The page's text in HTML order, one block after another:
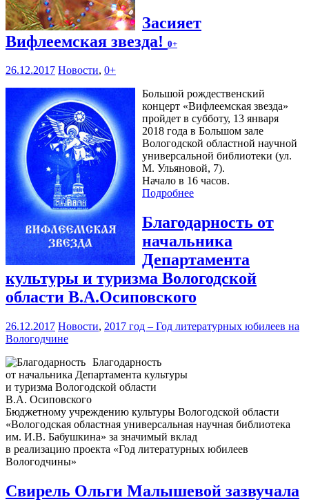
Засияет
Вифлеемская звезда! 0+
26.12.2017 Новости, 0+
Большой рождественский
концерт «Вифлеемская звезда»
пройдет в субботу, 13 января
2018 года в Большом зале
Вологодской областной научной
универсальной библиотеки (ул.
М. Ульяновой, 7).
Начало в 16 часов.
Подробнее
Благодарность от
начальника
Департамента
культуры и туризма Вологодской
области В.А.Осиповского
26.12.2017 Новости, 2017 год – Год литературных юбилеев на
Вологодчине
Благодарность
от начальника Департамента культуры
и туризма Вологодской области
В.А. Осиповского
Бюджетному учреждению культуры Вологодской области
«Вологодская областная универсальная научная библиотека
им. И.В. Бабушкина» за значимый вклад
в реализацию проекта «Год литературных юбилеев
Вологодчины»
Свирель Ольги Малышевой зазвучала